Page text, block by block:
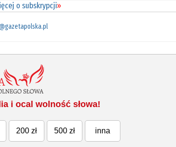
o subskrypcji»
i ocal wolność słowa!
200 zł 500 zł inna